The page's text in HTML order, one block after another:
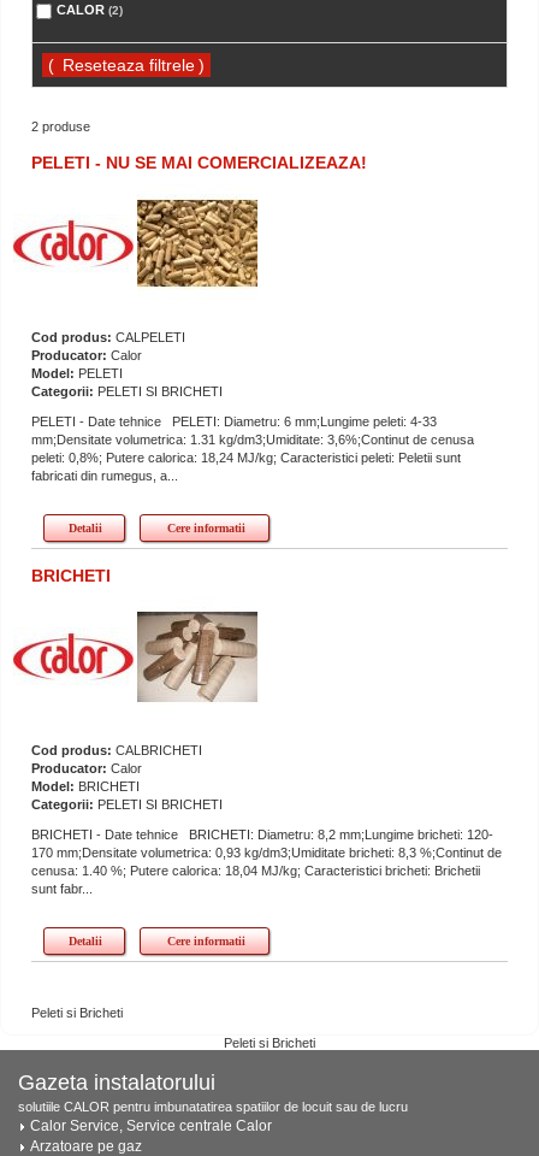
CALOR (2)
( )
2 produse
PELETI - NU SE MAI COMERCIALIZEAZA!
Cod produs: CALPELETI
Producator: Calor
Model: PELETI
Categorii: PELETI SI BRICHETI
PELETI - Date tehnice PELETI: Diametru: 6 mm;Lungime peleti: 4-33
mm;Densitate volumetrica: 1.31 kg/dm3;Umiditate: 3,6%;Continut de cenusa
peleti: 0,8%; Putere calorica: 18,24 MJ/kg; Caracteristici peleti: Peletii sunt
fabricati din rumegus, a...
Detalii Cere informatii
BRICHETI
Cod produs: CALBRICHETI
Producator: Calor
Model: BRICHETI
Categorii: PELETI SI BRICHETI
BRICHETI - Date tehnice BRICHETI: Diametru: 8,2 mm;Lungime bricheti: 120-
170 mm;Densitate volumetrica: 0,93 kg/dm3;Umiditate bricheti: 8,3 %;Continut de
cenusa: 1.40 %; Putere calorica: 18,04 MJ/kg; Caracteristici bricheti: Brichetii
sunt fabr...
Detalii Cere informatii
Peleti si Bricheti
Peleti si Bricheti
Gazeta instalatorului
solutiile CALOR pentru imbunatatirea spatiilor de locuit sau de lucru
Calor Service, Service centrale Calor
Arzatoare pe gaz